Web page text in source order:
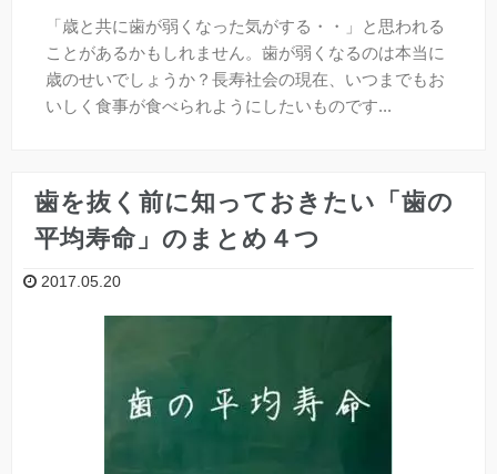
「歳と共に歯が弱くなった気がする・・」と思われる
ことがあるかもしれません。歯が弱くなるのは本当に
歳のせいでしょうか？長寿社会の現在、いつまでもお
いしく食事が食べられようにしたいものです...
歯を抜く前に知っておきたい「歯の
平均寿命」のまとめ４つ
2017.05.20